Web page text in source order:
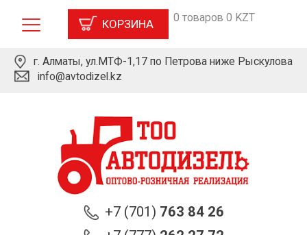
КОРЗИНА 0 товаров 0 KZT
г. Алматы, ул.МТФ-1,17 по Петрова ниже Рыскулова
info@avtodizel.kz
+7 (701) 763 84 26